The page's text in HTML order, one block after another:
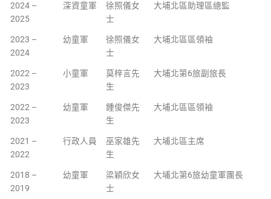
2024 –
2025
深資童軍
徐照儀女
士
大埔北區助理區總監
2023 –
2024
幼童軍
徐照儀女
士
大埔北區區領袖
2022 –
2023
小童軍
莫梓言先
生
大埔北第6旅副旅長
2022 –
2023
幼童軍
鍾俊傑先
生
大埔北區區領袖
2021 –
2022
行政人員
巫家雄先
生
大埔北區主席
2018 –
2019
幼童軍
梁穎欣女
士
大埔北第6旅幼童軍團長